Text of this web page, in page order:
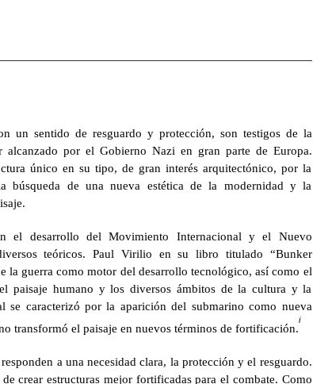
un sentido de resguardo y protección, son testigos de la
alcanzado por el Gobierno Nazi en gran parte de Europa.
único en su tipo, de gran interés arquitectónico, por la
búsqueda de una nueva estética de la modernidad y la
el desarrollo del Movimiento Internacional y el Nuevo
teóricos. Paul Virilio en su libro titulado “Bunker
la guerra como motor del desarrollo tecnológico, así como el
paisaje humano y los diversos ámbitos de la cultura y la
se caracterizó por la aparición del submarino como nueva
transformó el paisaje en nuevos términos de fortificación.
i
a una necesidad clara, la protección y el resguardo.
crear estructuras mejor fortificadas para el combate. Como